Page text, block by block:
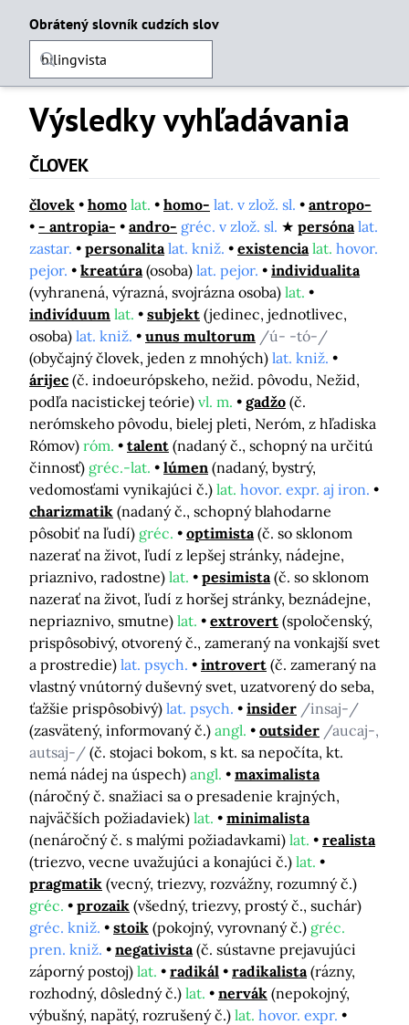
Obrátený slovník cudzích slov
Výsledky vyhľadávania
ČLOVEK
človek homo lat. homo- lat. v zlož. sl.
antropo-
- antropia-
andro- gréc. v zlož. sl. persóna lat.
zastar.
personalita lat. kniž. existencia lat. hovor.
pejor.
kreatúra (osoba) lat. pejor.
individualita
(vyhranená, výrazná, svojrázna osoba) lat.
indivíduum lat. subjekt (jedinec, jednotlivec,
osoba) lat. kniž. unus multorum /ú- -tó-/
(obyčajný človek, jeden z mnohých) lat. kniž.
árijec (č. indoeurópskeho, nežid. pôvodu, Nežid,
podľa nacistickej teórie) vl. m. gadžo (č.
nerómskeho pôvodu, bielej pleti, Neróm, z hľadiska
Rómov) róm. talent (nadaný č., schopný na určitú
činnosť) gréc.-lat. lúmen (nadaný, bystrý,
vedomosťami vynikajúci č.) lat. hovor. expr. aj iron.
charizmatik (nadaný č., schopný blahodarne
pôsobiť na ľudí) gréc. optimista (č. so sklonom
nazerať na život, ľudí z lepšej stránky, nádejne,
priaznivo, radostne) lat. pesimista (č. so sklonom
nazerať na život, ľudí z horšej stránky, beznádejne,
nepriaznivo, smutne) lat. extrovert (spoločenský,
prispôsobivý, otvorený č., zameraný na vonkajší svet
a prostredie) lat. psych. introvert (č. zameraný na
vlastný vnútorný duševný svet, uzatvorený do seba,
ťažšie prispôsobivý) lat. psych. insider /insaj-/
(zasvätený, informovaný č.) angl. outsider /aucaj-,
autsaj-/ (č. stojaci bokom, s kt. sa nepočíta, kt.
nemá nádej na úspech) angl.
maximalista
(náročný č. snažiaci sa o presadenie krajných,
najväčších požiadaviek) lat.
minimalista
(nenáročný č. s malými požiadavkami) lat.
realista
(triezvo, vecne uvažujúci a konajúci č.) lat.
pragmatik (vecný, triezvy, rozvážny, rozumný č.)
gréc.
prozaik (všedný, triezvy, prostý č., suchár)
gréc. kniž.
stoik (pokojný, vyrovnaný č.) gréc.
pren. kniž.
negativista (č. sústavne prejavujúci
záporný postoj) lat. radikál radikalista (rázny,
rozhodný, dôsledný č.) lat. nervák (nepokojný,
výbušný, napätý, rozrušený č.) lat. hovor. expr.